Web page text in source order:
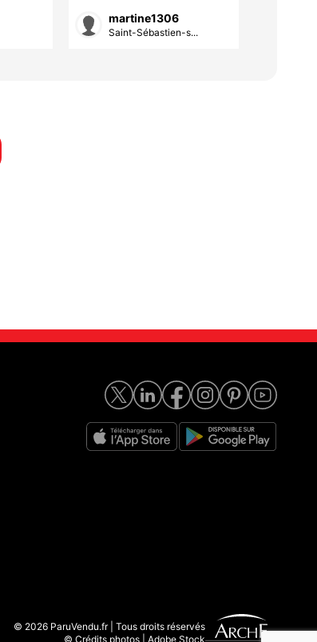
martine1306
Saint-Sébastien-s...
© 2026 ParuVendu.fr | Tous droits réservés
© Crédits photos | Adobe Stock